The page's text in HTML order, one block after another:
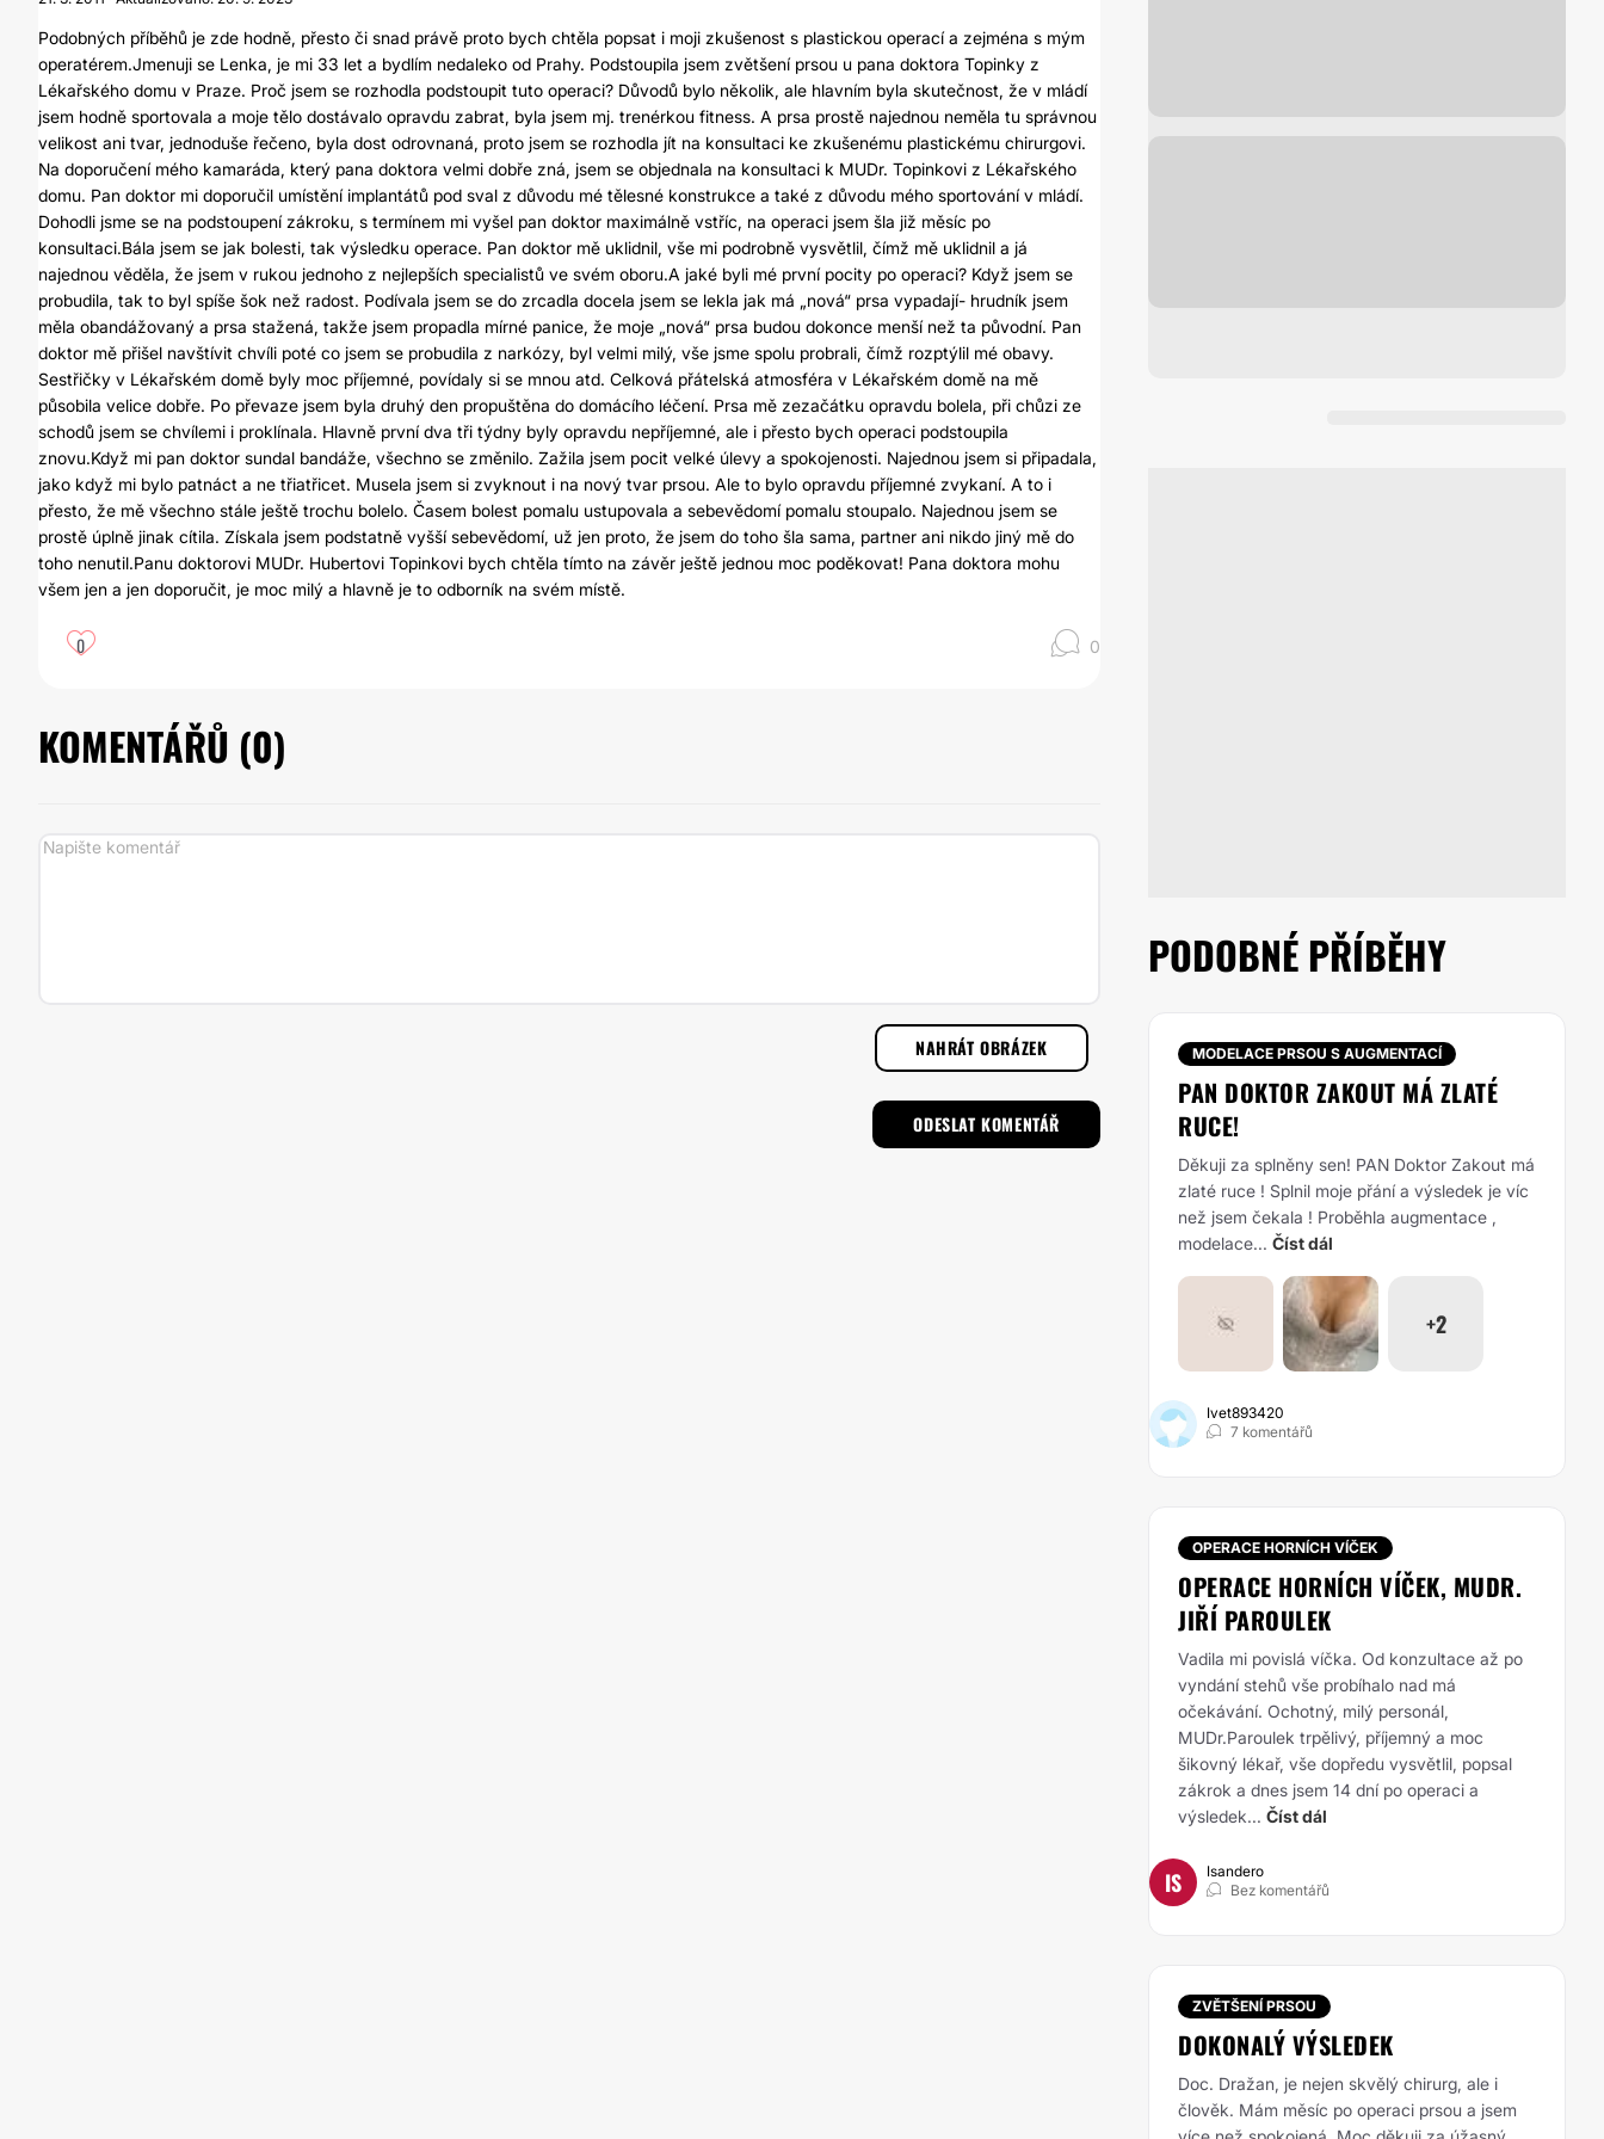
Podobných příběhů je zde hodně, přesto či snad právě proto bych chtěla popsat i moji zkušenost s plastickou operací a zejména s mým
operatérem.Jmenuji se Lenka, je mi 33 let a bydlím nedaleko od Prahy. Podstoupila jsem zvětšení prsou u pana doktora Topinky z
Lékařského domu v Praze. Proč jsem se rozhodla podstoupit tuto operaci? Důvodů bylo několik, ale hlavním byla skutečnost, že v mládí
jsem hodně sportovala a moje tělo dostávalo opravdu zabrat, byla jsem mj. trenérkou fitness. A prsa prostě najednou neměla tu správnou
velikost ani tvar, jednoduše řečeno, byla dost odrovnaná, proto jsem se rozhodla jít na konsultaci ke zkušenému plastickému chirurgovi.
Na doporučení mého kamaráda, který pana doktora velmi dobře zná, jsem se objednala na konsultaci k MUDr. Topinkovi z Lékařského
domu. Pan doktor mi doporučil umístění implantátů pod sval z důvodu mé tělesné konstrukce a také z důvodu mého sportování v mládí.
Dohodli jsme se na podstoupení zákroku, s termínem mi vyšel pan doktor maximálně vstříc, na operaci jsem šla již měsíc po
konsultaci.Bála jsem se jak bolesti, tak výsledku operace. Pan doktor mě uklidnil, vše mi podrobně vysvětlil, čímž mě uklidnil a já
najednou věděla, že jsem v rukou jednoho z nejlepších specialistů ve svém oboru.A jaké byli mé první pocity po operaci? Když jsem se
probudila, tak to byl spíše šok než radost. Podívala jsem se do zrcadla docela jsem se lekla jak má „nová“ prsa vypadají- hrudník jsem
měla obandážovaný a prsa stažená, takže jsem propadla mírné panice, že moje „nová“ prsa budou dokonce menší než ta původní. Pan
doktor mě přišel navštívit chvíli poté co jsem se probudila z narkózy, byl velmi milý, vše jsme spolu probrali, čímž rozptýlil mé obavy.
Sestřičky v Lékařském domě byly moc příjemné, povídaly si se mnou atd. Celková přátelská atmosféra v Lékařském domě na mě
působila velice dobře. Po převaze jsem byla druhý den propuštěna do domácího léčení. Prsa mě zezačátku opravdu bolela, při chůzi ze
schodů jsem se chvílemi i proklínala. Hlavně první dva tři týdny byly opravdu nepříjemné, ale i přesto bych operaci podstoupila
znovu.Když mi pan doktor sundal bandáže, všechno se změnilo. Zažila jsem pocit velké úlevy a spokojenosti. Najednou jsem si připadala,
jako když mi bylo patnáct a ne třiatřicet. Musela jsem si zvyknout i na nový tvar prsou. Ale to bylo opravdu příjemné zvykaní. A to i
přesto, že mě všechno stále ještě trochu bolelo. Časem bolest pomalu ustupovala a sebevědomí pomalu stoupalo. Najednou jsem se
prostě úplně jinak cítila. Získala jsem podstatně vyšší sebevědomí, už jen proto, že jsem do toho šla sama, partner ani nikdo jiný mě do
toho nenutil.Panu doktorovi MUDr. Hubertovi Topinkovi bych chtěla tímto na závěr ještě jednou moc poděkovat! Pana doktora mohu
všem jen a jen doporučit, je moc milý a hlavně je to odborník na svém místě.
0 0
KOMENTÁŘŮ (0)
NAHRÁT OBRÁZEK
PODOBNÉ PŘÍBĚHY
MODELACE PRSOU S AUGMENTACÍ
PAN DOKTOR ZAKOUT MÁ ZLATÉ
RUCE!
Děkuji za splněny sen! PAN Doktor Zakout má
zlaté ruce ! Splnil moje přání a výsledek je víc
než jsem čekala ! Proběhla augmentace ,
modelace... Číst dál
+2
Ivet893420
7 komentářů
OPERACE HORNÍCH VÍČEK
OPERACE HORNÍCH VÍČEK, MUDR.
JIŘÍ PAROULEK
Vadila mi povislá víčka. Od konzultace až po
vyndání stehů vše probíhalo nad má
očekávání. Ochotný, milý personál,
MUDr.Paroulek trpělivý, příjemný a moc
šikovný lékař, vše dopředu vysvětlil, popsal
zákrok a dnes jsem 14 dní po operaci a
výsledek... Číst dál
IS
Isandero
Bez komentářů
ZVĚTŠENÍ PRSOU
DOKONALÝ VÝSLEDEK
Doc. Dražan, je nejen skvělý chirurg, ale i
člověk. Mám měsíc po operaci prsou a jsem